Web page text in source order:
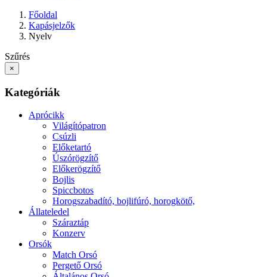
Főoldal
Kapásjelzők
Nyelv
Szűrés
×
Kategóriák
Aprócikk
Világítópatron
Csúzli
Előketartó
Úszórögzítő
Előkerögzítő
Bojlis
Spiccbotos
Horogszabadító, bojlifúró, horogkötő,
Állateledel
Száraztáp
Konzerv
Orsók
Match Orsó
Pergető Orsó